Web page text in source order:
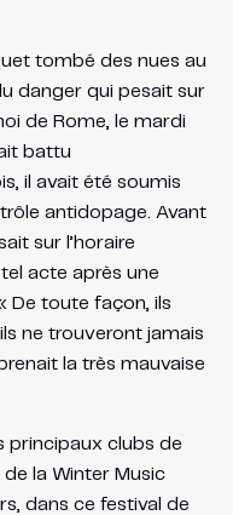
tombé des nues au
danger qui pesait sur
de Rome, le mardi
battu
il avait été soumis
antidopage. Avant
sur l’horaire
acte après une
De toute façon, ils
ne trouveront jamais
la très mauvaise
principaux clubs de
de la Winter Music
dans ce festival de